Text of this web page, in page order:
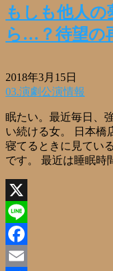
もしも他人の
ら…？待望の
2018年3月15日
03.演劇公演情報
眠たい。最近毎日、
い続ける女。 日本橋
寝てるときに見てい
です。 最近は睡眠
X
Line
Facebook